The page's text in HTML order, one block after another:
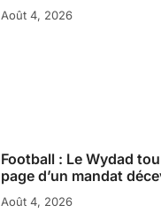
Août 4, 2026
Football : Le Wydad
page d’un mandat
Août 4, 2026